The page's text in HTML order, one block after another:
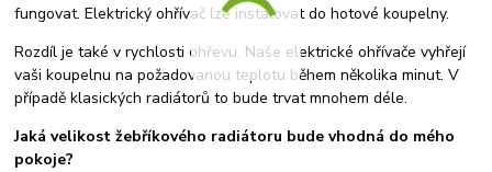
fungovat. Elektrický ohřívač lze instalovat do hotové koupelny.
Rozdíl je také v rychlosti ohřevu. Naše elektrické ohřívače vyhřejí
vaši koupelnu na požadovanou teplotu během několika minut. V
případě klasických radiátorů to bude trvat mnohem déle.
Jaká velikost žebříkového radiátoru bude vhodná do mého
pokoje?